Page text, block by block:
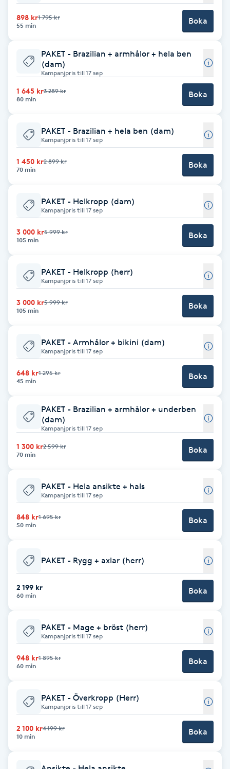
Katun fransar
Keratinbehandling
Kinesiologi
Kiropraktik
Klippning
Klippning & Slingor
Kosmetisk tatuering
Kostrådgivning
Kroppsinpackning
Kroppspeeling
Kärlbehandling
Lashlift Keratin
LED-ljusterapi
Liktornar
LPG-massage
Luggklippning
Lymfmassage
Läpptatuering
898 kr1 795 kr
55 min
Boka
PAKET - Brazilian + armhålor + hela ben
(dam)
Kampanjpris till 17 sep
1 645 kr3 289 kr
80 min
Boka
PAKET - Brazilian + hela ben (dam)
Kampanjpris till 17 sep
1 450 kr2 899 kr
70 min
Boka
PAKET - Helkropp (dam)
Kampanjpris till 17 sep
3 000 kr5 999 kr
105 min
Boka
PAKET - Helkropp (herr)
Kampanjpris till 17 sep
3 000 kr5 999 kr
105 min
Boka
PAKET - Armhålor + bikini (dam)
Kampanjpris till 17 sep
648 kr1 295 kr
45 min
Boka
PAKET - Brazilian + armhålor + underben
(dam)
Kampanjpris till 17 sep
1 300 kr2 599 kr
70 min
Boka
PAKET - Hela ansikte + hals
Kampanjpris till 17 sep
848 kr1 695 kr
50 min
Boka
PAKET - Rygg + axlar (herr)
2 199 kr
60 min Boka
PAKET - Mage + bröst (herr)
Kampanjpris till 17 sep
948 kr1 895 kr
60 min
Boka
PAKET - Överkropp (Herr)
Kampanjpris till 17 sep
2 100 kr4 199 kr
10 min
Boka